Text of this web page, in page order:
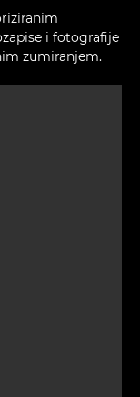
i fotografije
zumiranjem.